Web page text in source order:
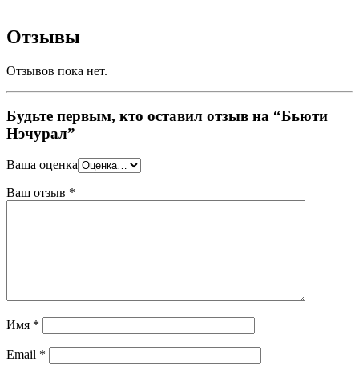
Отзывы
Отзывов пока нет.
Будьте первым, кто оставил отзыв на “Бьюти
Нэчурал”
Ваша оценка
Ваш отзыв *
Имя *
Email *